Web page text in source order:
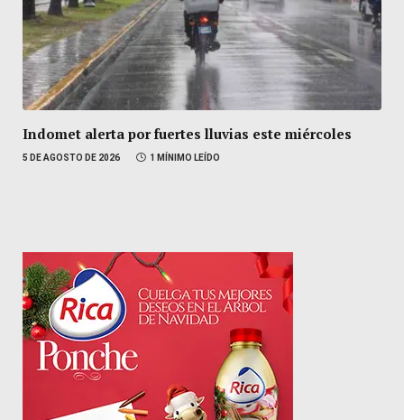
Indomet alerta por fuertes lluvias este miércoles
5 DE AGOSTO DE 2026 1 MÍNIMO LEÍDO